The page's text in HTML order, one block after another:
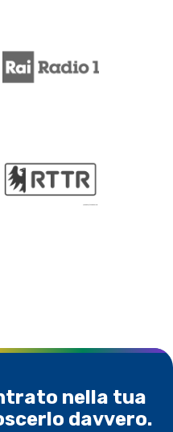
nella tua
davvero.